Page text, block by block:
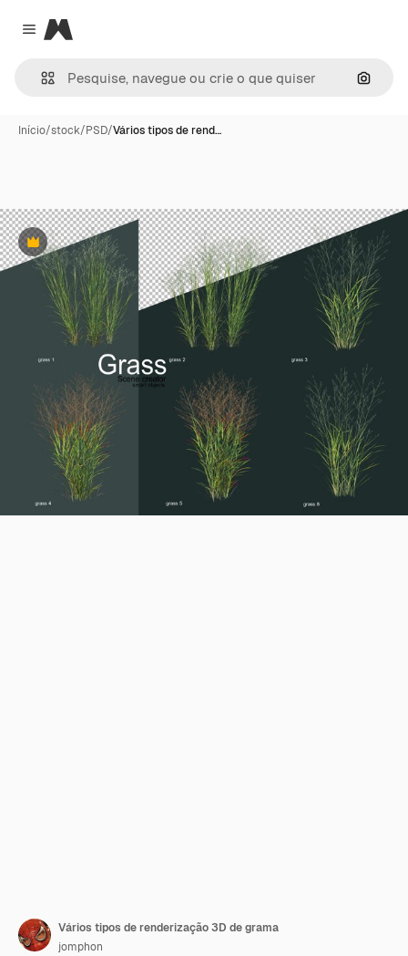
Close menu
Magnific
Início/stock/PSD/Vários tipos de rend…
Premium
Vários tipos de renderização 3D de grama
jomphon